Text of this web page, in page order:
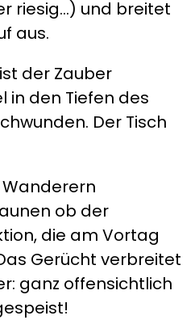
riesig…) und breitet
aus.
der Zauber
in den Tiefen des
Der Tisch
ob der
die am Vortag
Gerücht verbreitet
ganz offensichtlich